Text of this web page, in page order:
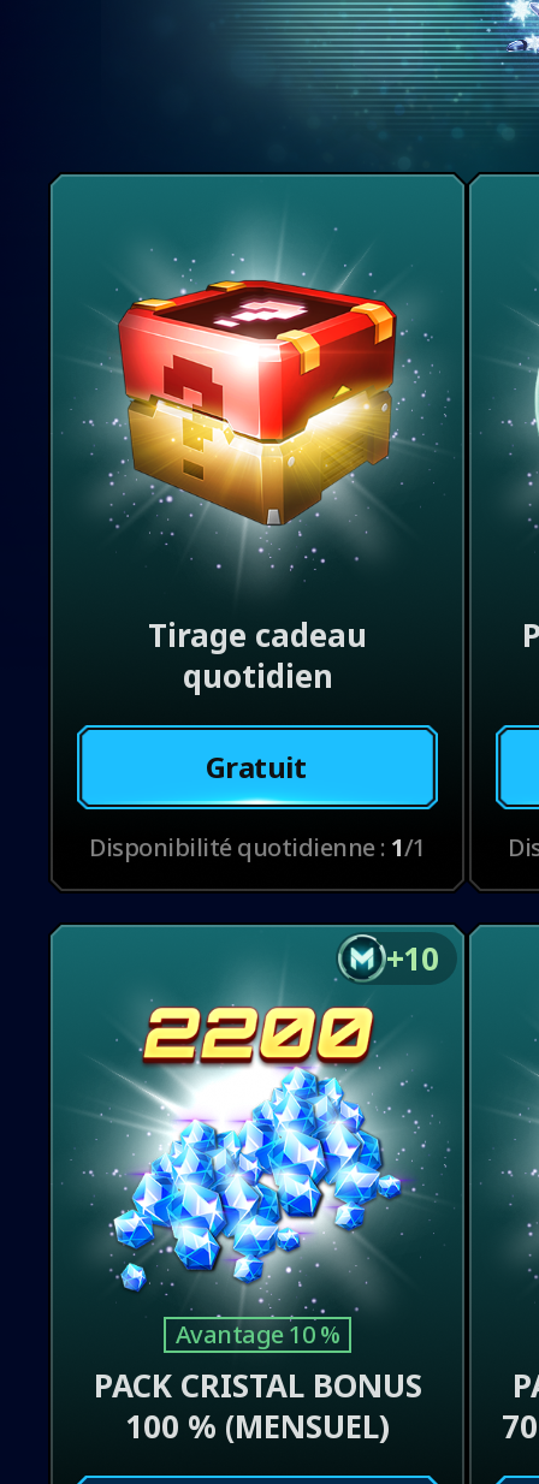
Tirage cadeau
quotidien
Gratuit
Disponibilité quotidienne : 1/1
+10
Avantage 10 %
PACK CRISTAL BONUS
100 % (MENSUEL)